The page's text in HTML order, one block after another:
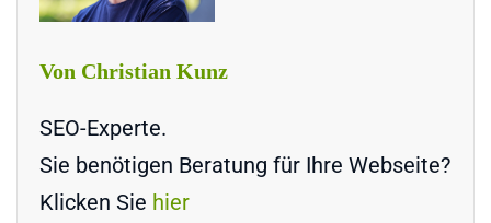
Von Christian Kunz
SEO-Experte.
Sie benötigen Beratung für Ihre Webseite?
Klicken Sie hier